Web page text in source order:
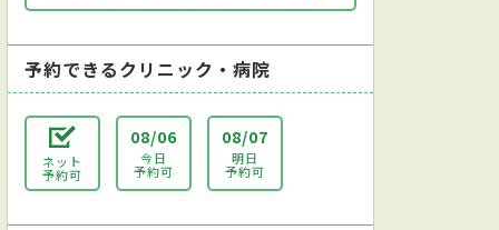
予約できるクリニック・病院
ネット
予約可
08/06
今日
予約可
08/07
明日
予約可